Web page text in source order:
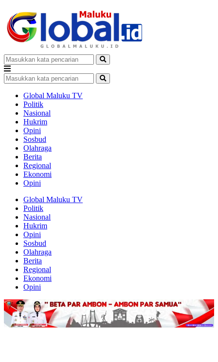
Global Maluku TV
Politik
Nasional
Hukrim
Opini
Sosbud
Olahraga
Berita
Regional
Ekonomi
Opini
Global Maluku TV
Politik
Nasional
Hukrim
Opini
Sosbud
Olahraga
Berita
Regional
Ekonomi
Opini